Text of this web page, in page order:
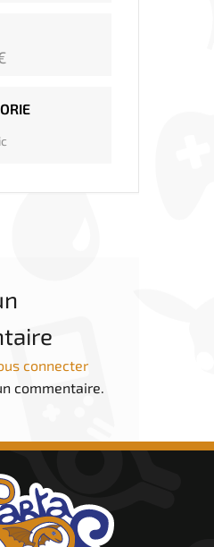
connecter
commentaire.